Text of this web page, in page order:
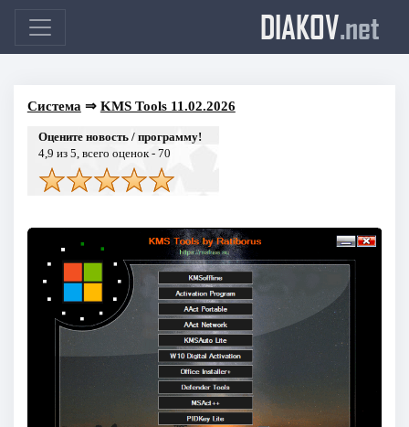
DIAKOV.net
Система ⇒ KMS Tools 11.02.2026
Оцените новость / программу!
4,9 из 5, всего оценок - 70